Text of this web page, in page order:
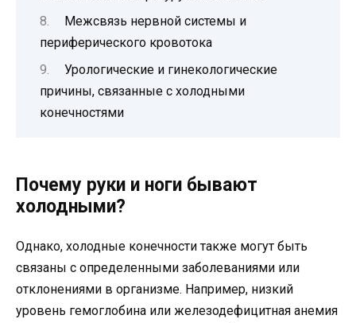
Межсвязь нервной системы и
периферического кровотока
Урологические и гинекологические
причины, связанные с холодными
конечностями
Почему руки и ноги бывают
холодными?
Однако, холодные конечности также могут быть
связаны с определенными заболеваниями или
отклонениями в организме. Например, низкий
уровень гемоглобина или железодефицитная анемия